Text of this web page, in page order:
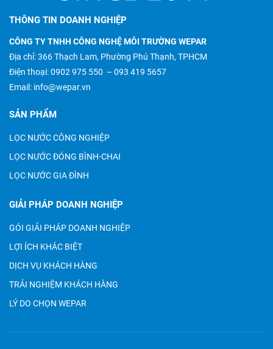
THÔNG TIN DOANH NGHIỆP
CÔNG TY TNHH CÔNG NGHỆ MÔI TRƯỜNG WEPAR
Địa chỉ: 366 Thạch Lam, Phường Phú Thạnh, TPHCM
Điện thoại:0902 975 550 – 093 419 5657
Email: info@wepar.vn
SẢN PHẨM
LỌC NƯỚC CÔNG NGHIỆP
LỌC NƯỚC ĐÓNG BÌNH-CHAI
LỌC NƯỚC GIA ĐÌNH
GIẢI PHÁP DOANH NGHIỆP
GÓI GIẢI PHÁP DOANH NGHIỆP
LỢI ÍCH KHÁC BIỆT
DỊCH VỤ KHÁCH HÀNG
TRẢI NGHIỆM KHÁCH HÀNG
LÝ DO CHỌN WEPAR